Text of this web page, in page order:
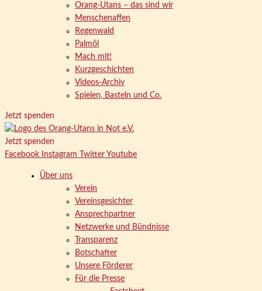
Orang-Utans – das sind wir
Menschenaffen
Regenwald
Palmöl
Mach mit!
Kurzgeschichten
Videos-Archiv
Spielen, Basteln und Co.
Jetzt spenden
Jetzt spenden
Facebook
Instagram Twitter Youtube
Über uns
Verein
Vereinsgesichter
Ansprechpartner
Netzwerke und Bündnisse
Transparenz
Botschafter
Unsere Förderer
Für die Presse